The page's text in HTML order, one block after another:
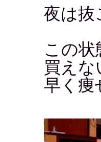
夜は抜
この
買えな
早く痩